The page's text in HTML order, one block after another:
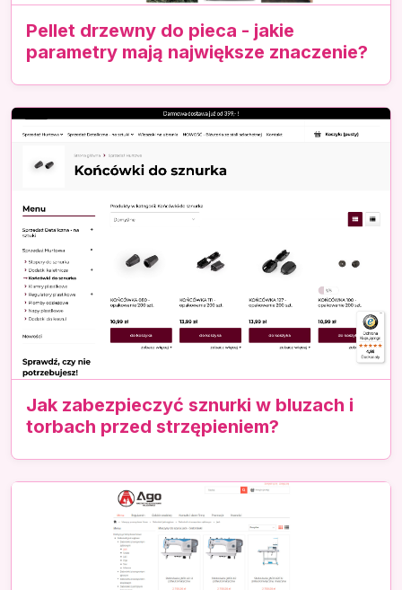
Pellet drzewny do pieca - jakie
parametry mają największe znaczenie?
Jak zabezpieczyć sznurki w bluzach i
torbach przed strzępieniem?